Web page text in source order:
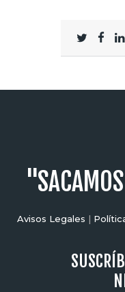
Avisos Legales |